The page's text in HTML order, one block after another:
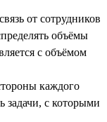
от сотрудников
объёмы
с объёмом
каждого
задачи, с которыми